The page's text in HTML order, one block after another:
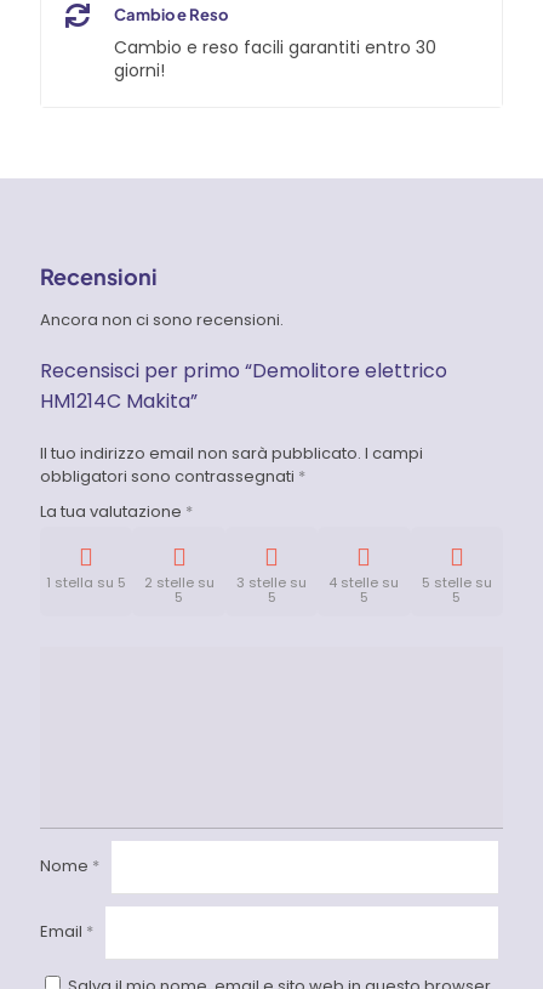
Cambio e Reso
Cambio e reso facili garantiti entro 30
giorni!
Recensioni
Ancora non ci sono recensioni.
Recensisci per primo “Demolitore elettrico
HM1214C Makita”
Il tuo indirizzo email non sarà pubblicato. I campi
obbligatori sono contrassegnati *
La tua valutazione *
1 stella su 5 2 stelle su
5
3 stelle su
5
4 stelle su
5
5 stelle su
5
Nome *
Email *